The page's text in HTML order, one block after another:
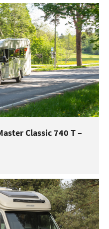
Classic 740 T –